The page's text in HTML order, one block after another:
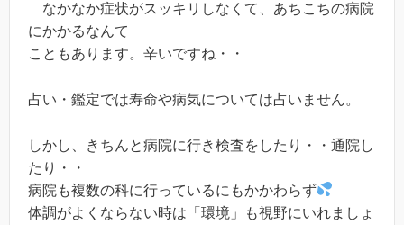
なかなか症状がスッキリしなくて、あちこちの病院
にかかるなんて
こともあります。辛いですね・・
占い・鑑定では寿命や病気については占いません。
しかし、きちんと病院に行き検査をしたり・・通院し
たり・・
病院も複数の科に行っているにもかかわらず
体調がよくならない時は「環境」も視野にいれましょ